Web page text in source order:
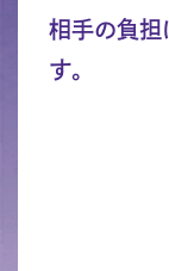
相手の負担
す。